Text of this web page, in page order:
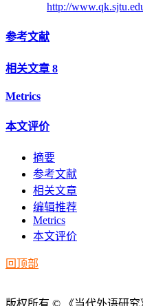
http://
参考文献
相关文章 8
Metrics
本文评价
摘要
参考文献
相关文章
编辑推荐
Metrics
本文评价
回顶部